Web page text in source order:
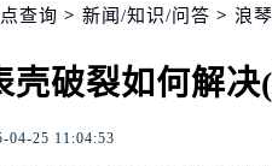
！
查询 > 新闻/知识/问答 > 浪
壳破裂如何解
04-25 11:04:53